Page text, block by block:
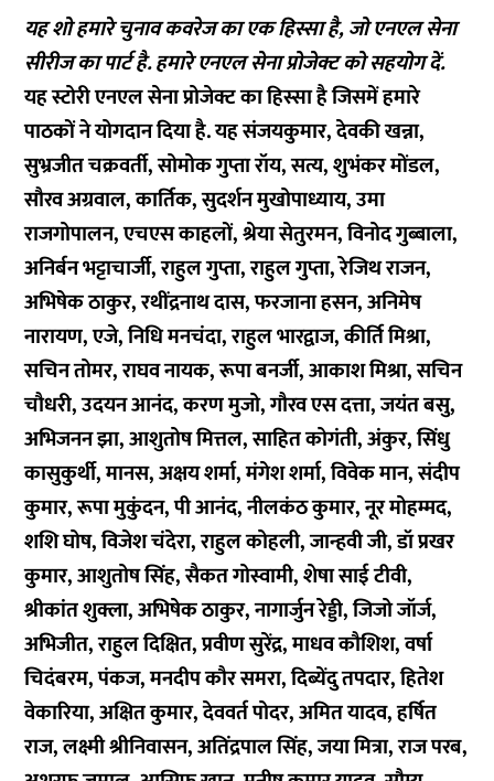
यह शो हमारे चुनाव कवरेज का एक हिस्सा है, जो एनएल सेना
सीरीज का पार्ट है. हमारे एनएल सेना प्रोजेक्ट कोसहयोगदें.
यह स्टोरी एनएल सेना प्रोजेक्ट का हिस्सा है जिसमें हमारे
पाठकों ने योगदान दिया है. यह संजयकुमार, देवकी खन्ना,
सुभ्रजीत चक्रवर्ती, सोमोक गुप्ता रॉय, सत्य, शुभंकर मोंडल,
सौरव अग्रवाल, कार्तिक, सुदर्शन मुखोपाध्याय, उमा
राजगोपालन, एचएस काहलों, श्रेया सेतुरमन, विनोद गुब्बाला,
अनिर्बन भट्टाचार्जी, राहुल गुप्ता, राहुल गुप्ता, रेजिथ राजन,
अभिषेक ठाकुर, रथींद्रनाथ दास, फरजाना हसन, अनिमेष
नारायण, एजे, निधि मनचंदा, राहुल भारद्वाज, कीर्ति मिश्रा,
सचिन तोमर, राघव नायक, रूपा बनर्जी, आकाश मिश्रा, सचिन
चौधरी, उदयन आनंद, करण मुजो, गौरव एस दत्ता, जयंत बसु,
अभिजनन झा, आशुतोष मित्तल, साहित कोगंती, अंकुर, सिंधु
कासुकुर्थी, मानस, अक्षय शर्मा, मंगेश शर्मा, विवेक मान, संदीप
कुमार, रूपा मुकुंदन, पी आनंद, नीलकंठ कुमार, नूर मोहम्मद,
शशि घोष, विजेश चंदेरा, राहुल कोहली, जान्हवी जी, डॉ प्रखर
कुमार, आशुतोष सिंह, सैकत गोस्वामी, शेषा साई टीवी,
श्रीकांत शुक्ला, अभिषेक ठाकुर, नागार्जुन रेड्डी, जिजो जॉर्ज,
अभिजीत, राहुल दिक्षित, प्रवीण सुरेंद्र, माधव कौशिश, वर्षा
चिदंबरम, पंकज, मनदीप कौर समरा, दिब्येंदु तपदार, हितेश
वेकारिया, अक्षित कुमार, देववर्त पोदर, अमित यादव, हर्षित
राज, लक्ष्मी श्रीनिवासन, अतिंद्रपाल सिंह, जया मित्रा, राज परब,